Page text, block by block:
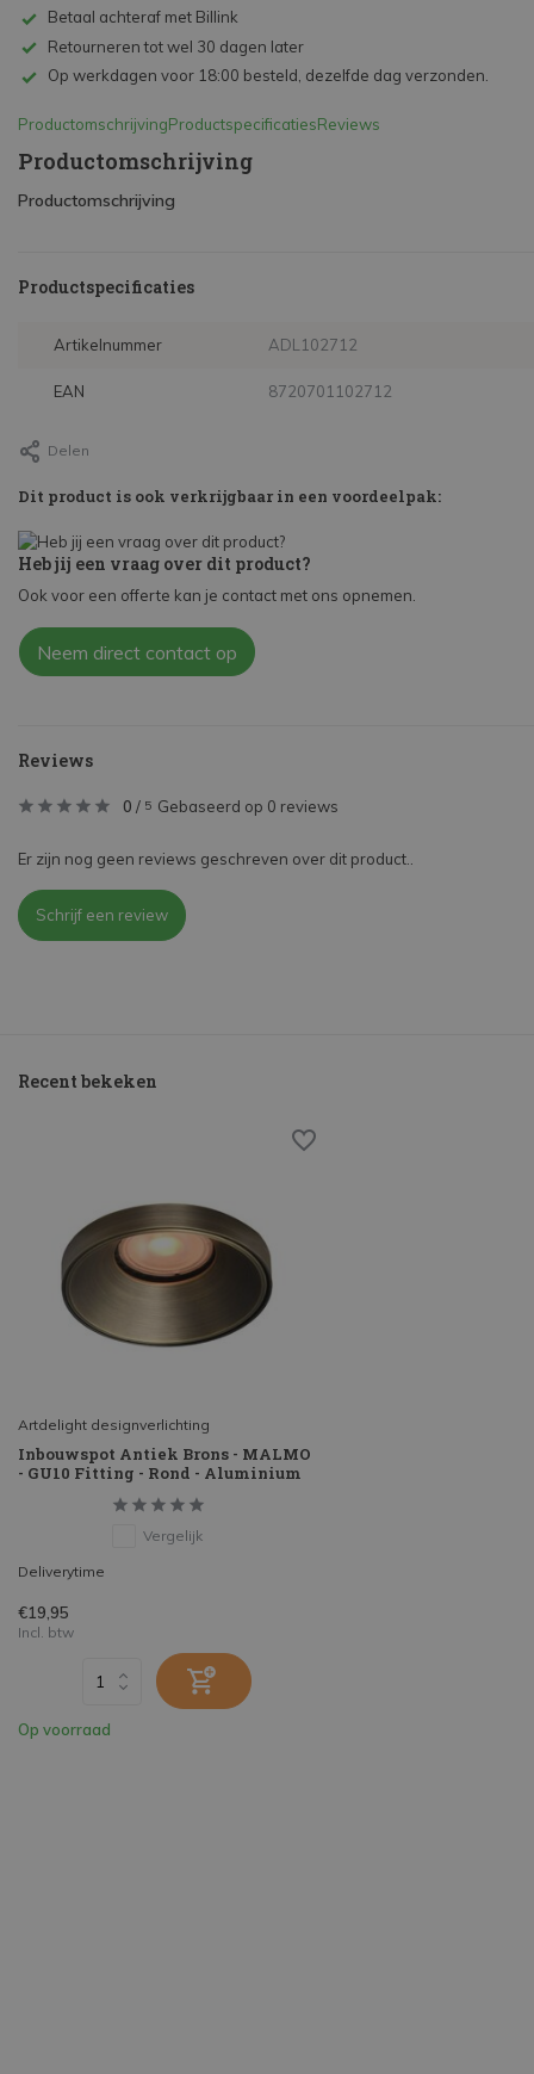
Betaal achteraf met Billink
Retourneren tot wel 30 dagen later
Op werkdagen voor 18:00 besteld, dezelfde dag verzonden.
ProductomschrijvingProductspecificatiesReviews
Productomschrijving
Productomschrijving
Productspecificaties
Artikelnummer ADL102712
EAN 8720701102712
Delen
Dit product is ook verkrijgbaar in een voordeelpak:
Heb jij een vraag over dit product?
Ook voor een offerte kan je contact met ons opnemen.
Neem direct contact op
Reviews
0 / 5 Gebaseerd op 0 reviews
Er zijn nog geen reviews geschreven over dit product..
Schrijf een review
Recent bekeken
Artdelight designverlichting
Inbouwspot Antiek Brons - MALMO
- GU10 Fitting - Rond - Aluminium
Vergelijk
Deliverytime
€19,95
Incl. btw
Op voorraad